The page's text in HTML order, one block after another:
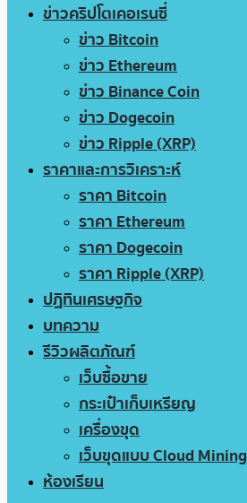
ข่าวคริปโตเคอเรนซี่
ข่าว Bitcoin
ข่าว Ethereum
ข่าว Binance Coin
ข่าว Dogecoin
ข่าว Ripple (XRP)
ราคาและการวิเคราะห์
ราคา Bitcoin
ราคา Ethereum
ราคา Dogecoin
ราคา Ripple (XRP)
ปฏิทินเศรษฐกิจ
บทความ
รีวิวผลิตภัณฑ์
เว็บซื้อขาย
กระเป๋าเก็บเหรียญ
เครื่องขุด
เว็บขุดแบบ Cloud Mining
ห้องเรียน